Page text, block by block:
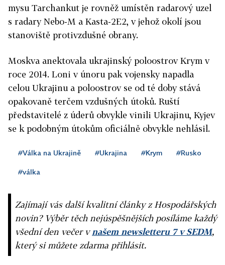
mysu Tarchankut je rovněž umístěn radarový uzel
s radary Nebo-M a Kasta-2E2, v jehož okolí jsou
stanoviště protivzdušné obrany.
Moskva anektovala ukrajinský poloostrov Krym v
roce 2014. Loni v únoru pak vojensky napadla
celou Ukrajinu a poloostrov se od té doby stává
opakovaně terčem vzdušných útoků. Ruští
představitelé z úderů obvykle vinili Ukrajinu, Kyjev
se k podobným útokům oficiálně obvykle nehlásil.
#Válka na Ukrajině #Ukrajina #Krym #Rusko
#válka
Zajímají vás další kvalitní články z Hospodářských
novin? Výběr těch nejúspěšnějších posíláme každý
všední den večer vnašem newsletteru 7 v SEDM,
který si můžete zdarma přihlásit.